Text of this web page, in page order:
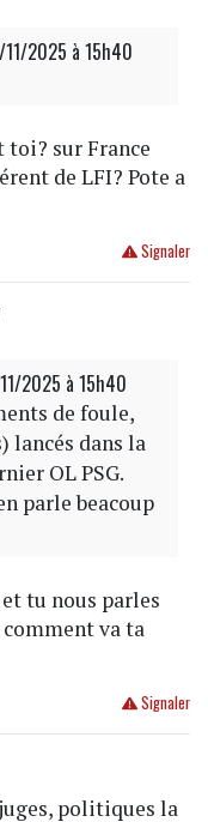
11/2025 à 15h40
sur France
de LFI? Pote a
Signaler
2025 à 15h40
de foule,
lancés dans la
OL PSG.
parle beacoup
tu nous parles
va ta
Signaler
politiques la